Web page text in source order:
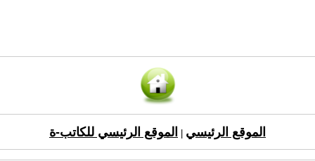
الموقع الرئيسي الموقع الرئيسي للكاتب-ة